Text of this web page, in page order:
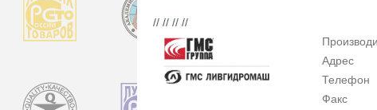
// // // //
Адрес
Телефон
Факс